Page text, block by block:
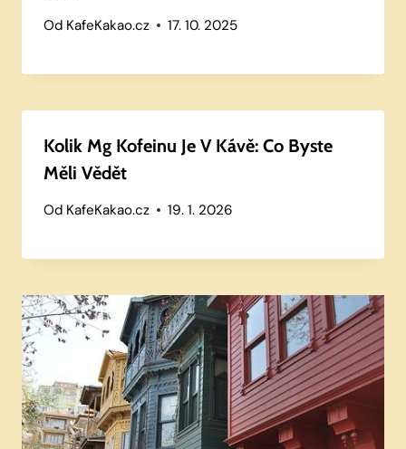
Od KafeKakao.cz 17. 10. 2025
Kolik Mg Kofeinu Je V Kávě: Co Byste
Měli Vědět
Od KafeKakao.cz 19. 1. 2026